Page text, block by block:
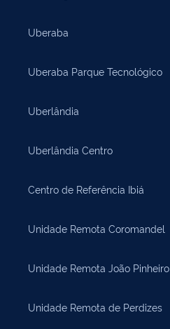
Uberaba
Uberaba Parque Tecnológico
Uberlândia
Uberlândia Centro
Centro de Referência Ibiá
Unidade Remota Coromandel
Unidade Remota João Pinheiro
Unidade Remota de Perdizes